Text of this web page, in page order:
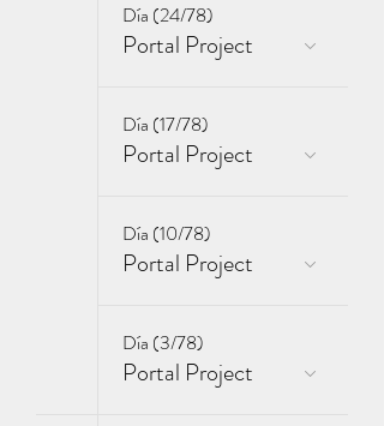
Día (24/78)
Portal Project
Día (17/78)
Portal Project
Día (10/78)
Portal Project
Día (3/78)
Portal Project